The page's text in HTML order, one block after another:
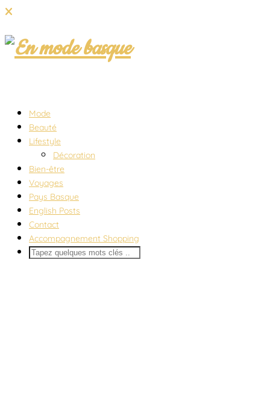
Mode
Beauté
Lifestyle
Décoration
Bien-être
Voyages
Pays Basque
English Posts
Contact
Accompagnement Shopping